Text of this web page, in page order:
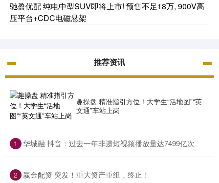
驰盈优配 纯电中型SUV即将上市! 预售不足18万, 900V高
压平台+CDC电磁悬架
推荐资讯
趣操盘 精准指引方位！大学生“活地图”“英
文通”车站上岗
1 ​华城融 抖音：过去一年非遗短视频播放量达7499亿次
2 ​赢金配资 突发！重大资产重组，终止！